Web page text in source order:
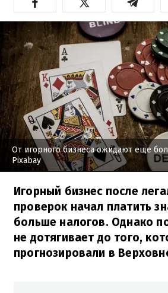
От игорного бизнеса ожидают еще
Pixabay
Игорный бизнес после
проверок начал платить
больше налогов. Однако
не дотягивает до того,
прогнозировали в